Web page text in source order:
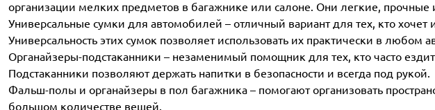
организации мелких предметов в багажнике или салоне. Они легкие, прочные
Универсальные сумки для автомобилей – отличный вариант для тех, кто
Универсальность этих сумок позволяет использовать их практически в любом
Органайзеры-подстаканники – незаменимый помощник для тех, кто часто
Подстаканники позволяют держать напитки в безопасности и всегда под рукой.
Фальш-полы и органайзеры в пол багажника – помогают организовать
большом количестве вещей.